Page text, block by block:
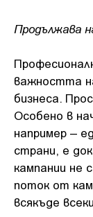
Продължава
важността
бизнеса.
Особено в
например –
страни, е
кампании не
поток от
всякъде